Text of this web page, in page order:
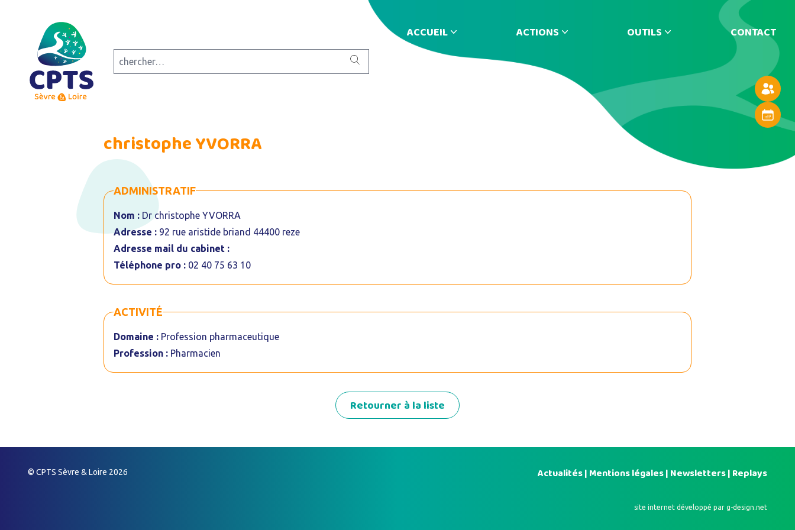
Annuaire
Agenda
ACCUEIL ACTIONS OUTILS CONTACT
christophe YVORRA
ADMINISTRATIF
Nom : Dr christophe YVORRA
Adresse : 92 rue aristide briand 44400 reze
Adresse mail du cabinet :
Téléphone pro : 02 40 75 63 10
ACTIVITÉ
Domaine : Profession pharmaceutique
Profession : Pharmacien
Retourner à la liste
© CPTS Sèvre & Loire 2026 Actualités| Mentions légales| Newsletters| Replays
site internet développé par g-design.net